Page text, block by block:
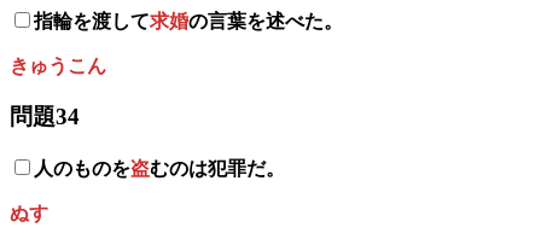
指輪を渡して求婚の言葉を述べた。
きゅうこん
問題34
人のものを盗むのは犯罪だ。
ぬす